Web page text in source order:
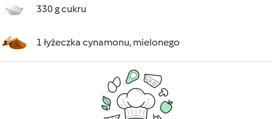
330 g cukru
1 łyżeczka cynamonu, mielonego